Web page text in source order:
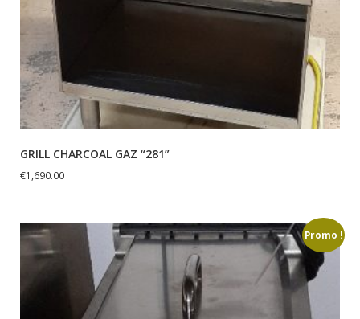
GRILL CHARCOAL GAZ “281”
€1,690.00
Promo !